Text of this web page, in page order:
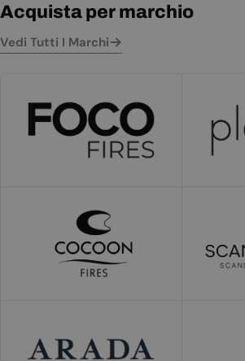
Acquista per marchio
Vedi Tutti I Marchi